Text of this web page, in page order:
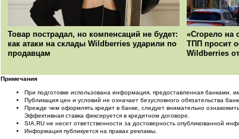
Товар пострадал, но компенсаций не будет:
как атаки на склады Wildberries ударили по
продавцам
«Сгорело на
ТПП просит
Wildberries
Примечания
При подготовке использована информация, предоставленная
Публикация цен и условий не означает безусловного обязательства
Прежде чем оформлять кредит в банке, следует внимательно
Эффективная ставка фиксируется в кредитном договоре.
SIA.RU не несет ответственности за достоверность опубликованной
Информация публикуется на правах рекламы.